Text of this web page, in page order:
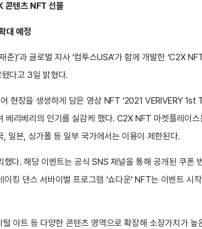
콘텐츠 NFT 선물
대 예정
)’과 글로벌 지사 ‘컴투스USA’가 함께 개발한 ‘C2X
다고 3일 밝혔다.
현장을 생생하게 담은 영상 NFT ‘2021 VERIVERY 1st
리베리의 인기를 실감케 했다. C2X NFT 마켓플레이스
일본, 싱가폴 등 일부 국가에서는 이용이 제한된다.
다. 해당 이벤트는 공식 SNS 채널을 통해 공개된 쿠폰
킹 댄스 서바이벌 프로그램 ‘쇼다운’ NFT는 이벤트 시
아트 등 다양한 콘텐츠 영역으로 확장해 소장가치가